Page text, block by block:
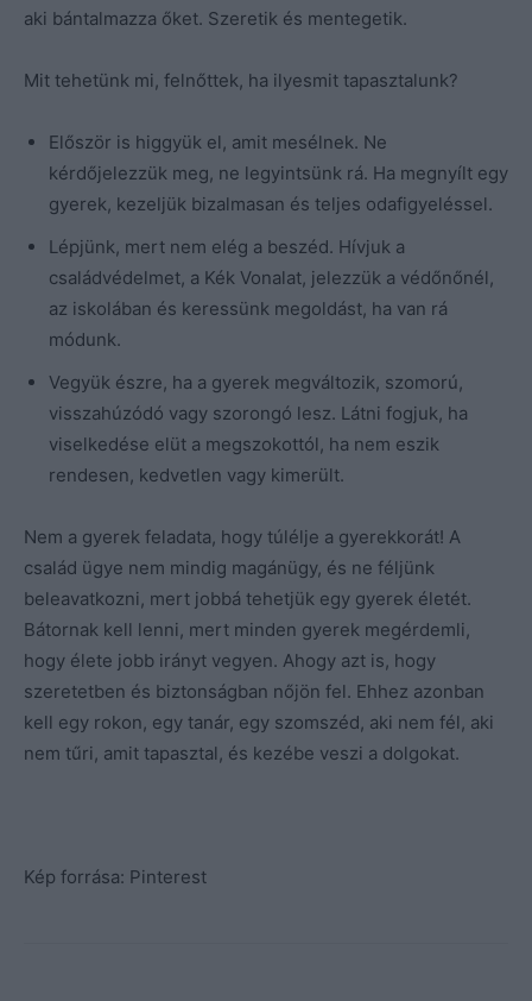
aki bántalmazza őket. Szeretik és mentegetik.
Mit tehetünk mi, felnőttek, ha ilyesmit tapasztalunk?
Először is higgyük el, amit mesélnek. Ne
kérdőjelezzük meg, ne legyintsünk rá. Ha megnyílt egy
gyerek, kezeljük bizalmasan és teljes odafigyeléssel.
Lépjünk, mert nem elég a beszéd. Hívjuk a
családvédelmet, a Kék Vonalat, jelezzük a védőnőnél,
az iskolában és keressünk megoldást, ha van rá
módunk.
Vegyük észre, ha a gyerek megváltozik, szomorú,
visszahúzódó vagy szorongó lesz. Látni fogjuk, ha
viselkedése elüt a megszokottól, ha nem eszik
rendesen, kedvetlen vagy kimerült.
Nem a gyerek feladata, hogy túlélje a gyerekkorát! A
család ügye nem mindig magánügy, és ne féljünk
beleavatkozni, mert jobbá tehetjük egy gyerek életét.
Bátornak kell lenni, mert minden gyerek megérdemli,
hogy élete jobb irányt vegyen. Ahogy azt is, hogy
szeretetben és biztonságban nőjön fel. Ehhez azonban
kell egy rokon, egy tanár, egy szomszéd, aki nem fél, aki
nem tűri, amit tapasztal, és kezébe veszi a dolgokat.
Kép forrása: Pinterest